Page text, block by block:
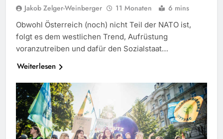
Jakob Zelger-Weinberger 11 Monaten 6 mins
Obwohl Österreich (noch) nicht Teil der NATO ist,
folgt es dem westlichen Trend, Aufrüstung
voranzutreiben und dafür den Sozialstaat…
Weiterlesen